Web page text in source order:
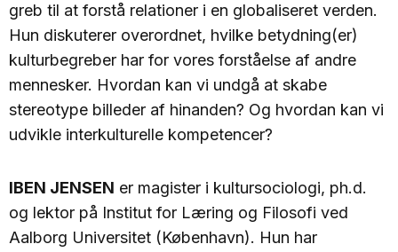
greb til at forstå relationer i en globaliseret verden.
Hun diskuterer overordnet, hvilke betydning(er)
kulturbegreber har for vores forståelse af andre
mennesker. Hvordan kan vi undgå at skabe
stereotype billeder af hinanden? Og hvordan kan vi
udvikle interkulturelle kompetencer?
IBEN JENSEN er magister i kultursociologi, ph.d.
og lektor på Institut for Læring og Filosofi ved
Aalborg Universitet (København). Hun har